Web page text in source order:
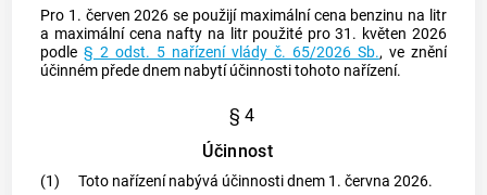
Pro 1. červen 2026 se použijí maximální cena benzinu na litr
a maximální cena nafty na litr použité pro 31. květen 2026
podle§ 2 odst. 5 nařízení vlády č. 65/2026 Sb., ve znění
účinném přede dnem nabytí účinnosti tohoto nařízení.
§ 4
Účinnost
(1)
Toto nařízení nabývá účinnosti dnem 1. června 2026.